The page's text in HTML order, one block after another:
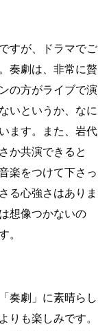
すが、ドラマでご
奏劇は、非常に贅
の方がライブで演
いというか、なに
ます。また、岩代
か共演できると
楽をつけて下さっ
る心強さはありま
想像つかないの
。
奏劇」に素晴らし
りも楽しみです。